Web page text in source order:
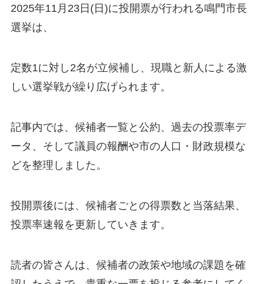
2025年11月23日(日)に投開票が行われる鳴門市長
選挙は、
定数1に対し2名が立候補し、現職と新人による激
しい選挙戦が繰り広げられます。
記事内では、候補者一覧と公約、過去の投票率デ
ータ、そして議員の報酬や市の人口・財政規模な
どを整理しました。
投開票後には、候補者ごとの得票数と当落結果、
投票率速報を更新していきます。
読者の皆さんは、候補者の政策や地域の課題を確